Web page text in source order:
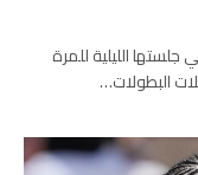
الليلية للمرة
البطولات…